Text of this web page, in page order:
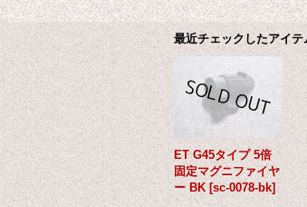
最近チェックしたアイテ
ET G45タイプ 5倍
固定マグニファイヤ
ー BK [sc-0078-bk]